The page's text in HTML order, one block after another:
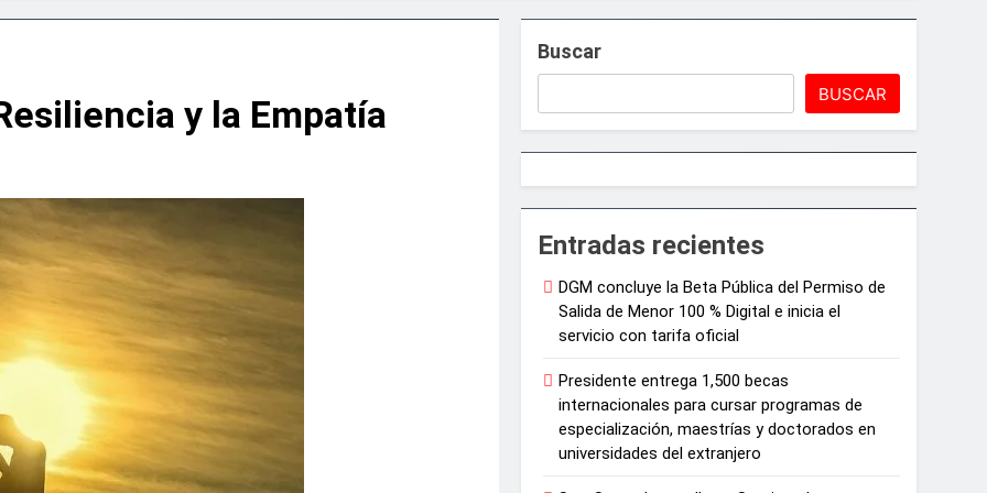
Santiago Hazim y otros seis implicados en caso SeNaSa
el oro en los 400 metros planos
plantea posición sobre proyecto de Ley General de Juegos de Azar
horario por Juegos Centroamericanos
y la Empatía
Buscar
BUSCAR
Entradas recientes
DGM concluye la Beta Pública del Permiso de
Salida de Menor 100 % Digital e inicia el
servicio con tarifa oficial
Presidente entrega 1,500 becas
internacionales para cursar programas de
especialización, maestrías y doctorados en
universidades del extranjero